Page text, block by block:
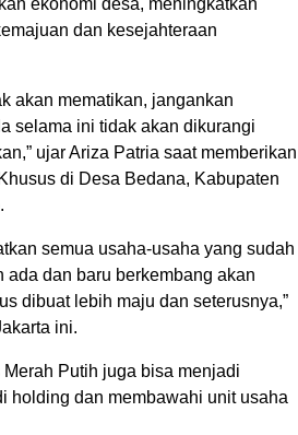
ekonomi desa, meningkatkan
dan kesejahteraan
akan mematikan, jangankan
selama ini tidak akan dikurangi
ujar Ariza Patria saat memberikan
di Desa Bedana, Kabupaten
semua usaha-usaha yang sudah
dan baru berkembang akan
dibuat lebih maju dan seterusnya,”
ini.
Putih juga bisa menjadi
holding dan membawahi unit usaha